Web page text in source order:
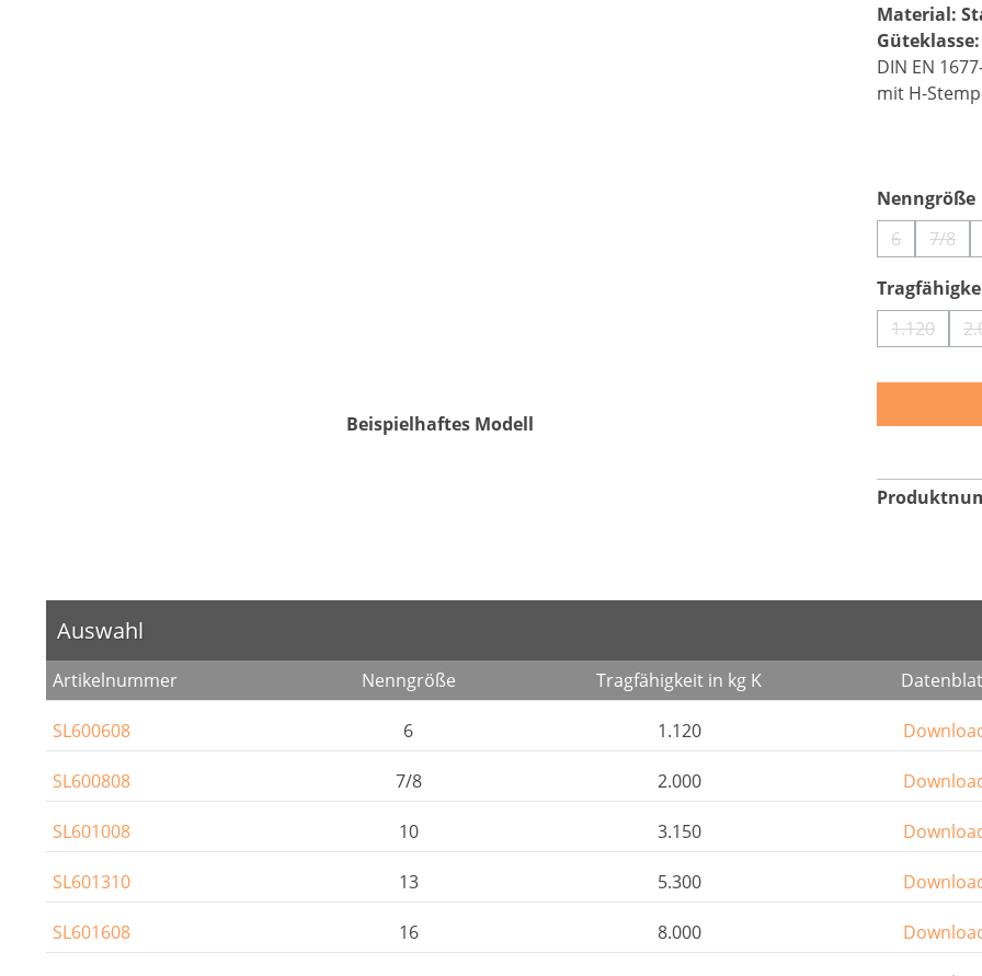
Beispielhaftes Modell
Material:
DIN EN
mit H-
Nenngröße
6(Diese7/8
1.120(Diese
Auswahl
Artikelnummer Nenngröße Tragfähigkeit in kg K
SL600608 6 1.120
SL600808 7/8 2.000
SL601008 10 3.150
SL601310 13 5.300
SL601608 16 8.000